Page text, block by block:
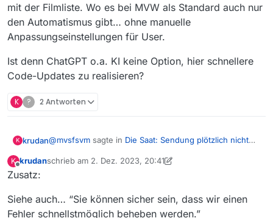
mit der Filmliste. Wo es bei MVW als Standard auch nur
den Automatismus gibt… ohne manuelle
Anpassungseinstellungen für User.
Ist denn ChatGPT o.a. KI keine Option, hier schnellere
Code-Updates zu realisieren?
K ? 2 Antworten
K krudan@mvsfsvm sagte in Die Saat: Sendung plötzlich nicht
Mit Bugs in MediathekView(Web) hat das nichts
K
Offline
krudanschrieb am 2. Dez. 2023, 20:41
zuletzt editiert von krudan12. Feb. 2023, 21:45
Zusatz:
Siehe auch… “Sie können sicher sein, dass wir einen
Fehler schnellstmöglich beheben werden.”